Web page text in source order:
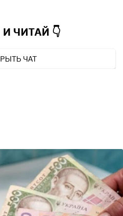
И ЧИТАЙ 👇
ЧАТ